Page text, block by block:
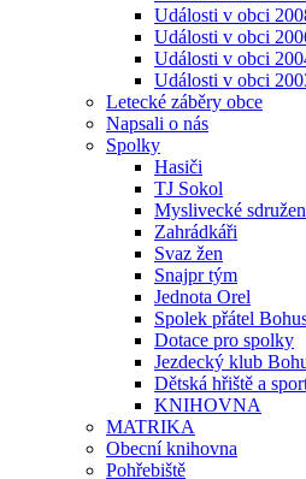
Události v obci
Události v obci
Události v obci
Události v obci
Letecké záběry obce
Napsali o nás
Spolky
Hasiči
TJ Sokol
Myslivecké
Zahrádkáři
Svaz žen
Snajpr tým
Jednota Orel
Spolek přátel
Dotace pro spolky
Jezdecký klub
Dětská hřiště a
KNIHOVNA
MATRIKA
Obecní knihovna
Pohřebiště